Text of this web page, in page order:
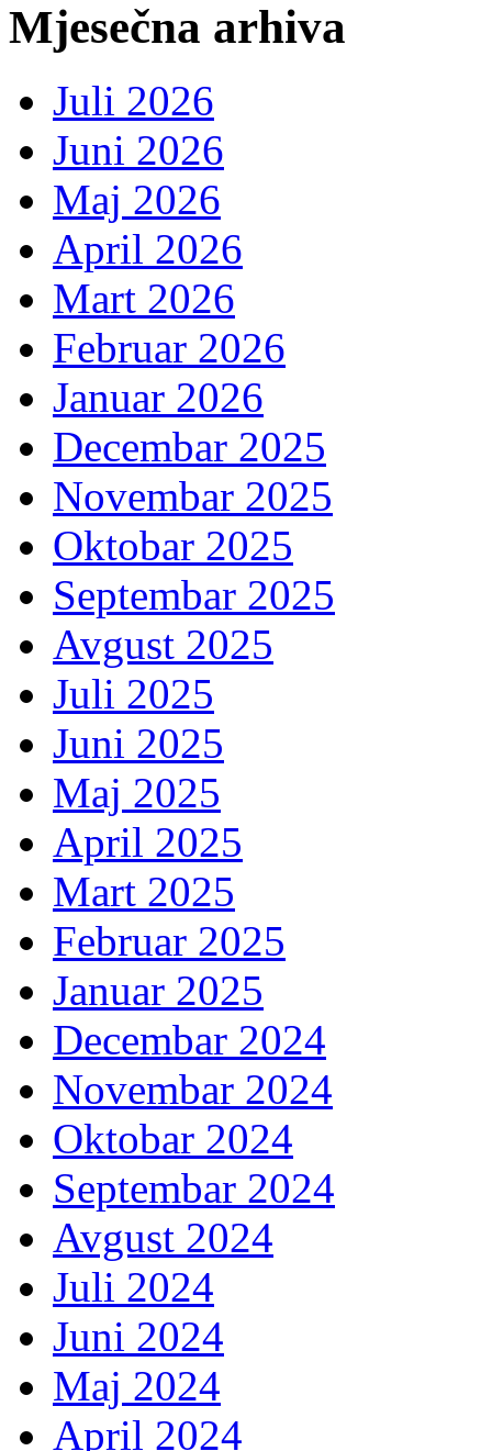
Mjesečna arhiva
Juli 2026
Juni 2026
Maj 2026
April 2026
Mart 2026
Februar 2026
Januar 2026
Decembar 2025
Novembar 2025
Oktobar 2025
Septembar 2025
Avgust 2025
Juli 2025
Juni 2025
Maj 2025
April 2025
Mart 2025
Februar 2025
Januar 2025
Decembar 2024
Novembar 2024
Oktobar 2024
Septembar 2024
Avgust 2024
Juli 2024
Juni 2024
Maj 2024
April 2024